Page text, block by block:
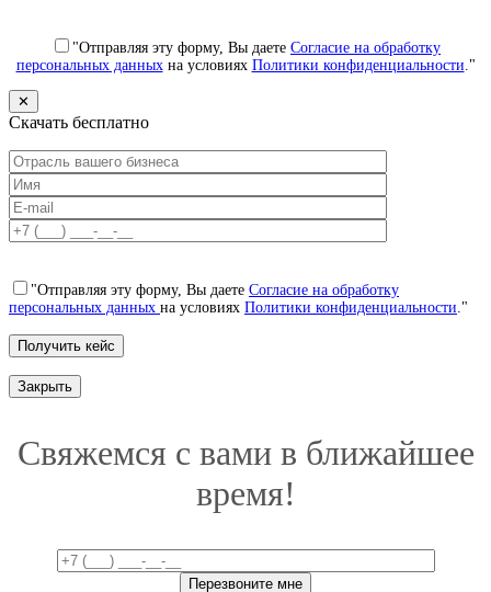
"Отправляя эту форму, Вы даете Согласие на обработку
персональных данныхна условиях Политики конфиденциальности."
✕
Скачать бесплатно
"Отправляя эту форму, Вы даете Согласие на обработку
персональных данных на условиях Политики конфиденциальности."
Закрыть
Свяжемся с вами в ближайшее
время!